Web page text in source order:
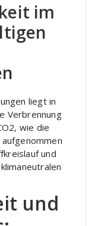
im
liegt in
Verbrennung
wie die
und
und